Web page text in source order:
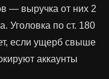
— выручка от них 2
Уголовка по ст. 180
если ущерб свыше
аккаунты